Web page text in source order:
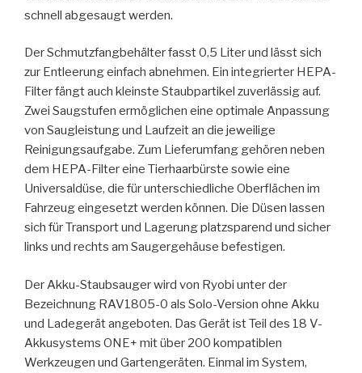
schnell abgesaugt werden.
Der Schmutzfangbehälter fasst 0,5 Liter und lässt sich
zur Entleerung einfach abnehmen. Ein integrierter HEPA-
Filter fängt auch kleinste Staubpartikel zuverlässig auf.
Zwei Saugstufen ermöglichen eine optimale Anpassung
von Saugleistung und Laufzeit an die jeweilige
Reinigungsaufgabe. Zum Lieferumfang gehören neben
dem HEPA-Filter eine Tierhaarbürste sowie eine
Universaldüse, die für unterschiedliche Oberflächen im
Fahrzeug eingesetzt werden können. Die Düsen lassen
sich für Transport und Lagerung platzsparend und sicher
links und rechts am Saugergehäuse befestigen.
Der Akku-Staubsauger wird von Ryobi unter der
Bezeichnung RAV1805-0 als Solo-Version ohne Akku
und Ladegerät angeboten. Das Gerät ist Teil des 18 V-
Akkusystems ONE+ mit über 200 kompatiblen
Werkzeugen und Gartengeräten. Einmal im System,